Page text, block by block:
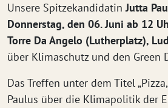
Unsere SpitzekandidatinJutta
Donnerstag, den 06. Juni ab 12
Torre Da Angelo (Lutherplatz),
über Klimaschutz und den Green
Das Treffen unter dem Titel
Paulus über die Klimapolitik der